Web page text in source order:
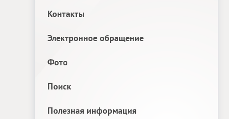
Контакты
Электронное обращение
Фото
Поиск
Полезная информация